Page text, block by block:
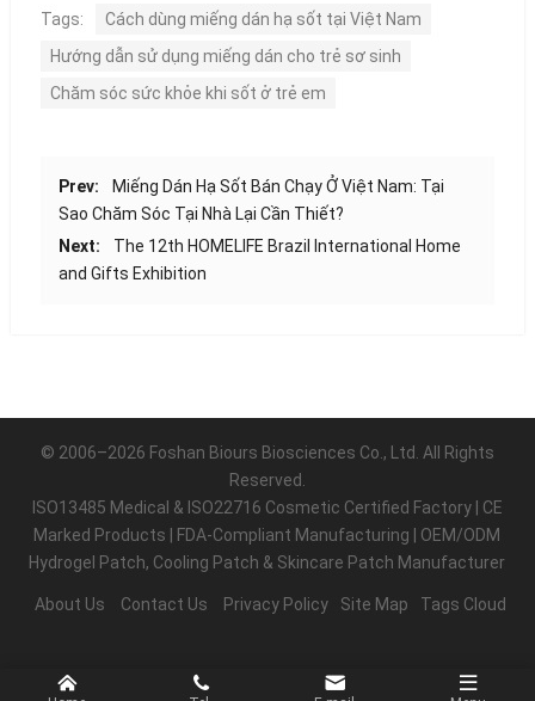
Tags:
Cách dùng miếng dán hạ sốt tại Việt Nam
Hướng dẫn sử dụng miếng dán cho trẻ sơ sinh
Chăm sóc sức khỏe khi sốt ở trẻ em
Prev:
Miếng Dán Hạ Sốt Bán Chạy Ở Việt Nam: Tại
Sao Chăm Sóc Tại Nhà Lại Cần Thiết?
Next:
The 12th HOMELIFE Brazil International Home
and Gifts Exhibition
© 2006–2026 Foshan Biours Biosciences Co., Ltd. All Rights
Reserved.
ISO13485 Medical & ISO22716 Cosmetic Certified Factory | CE
Marked Products | FDA-Compliant Manufacturing | OEM/ODM
Hydrogel Patch, Cooling Patch & Skincare Patch Manufacturer
About Us Contact Us Privacy Policy Site Map Tags Cloud